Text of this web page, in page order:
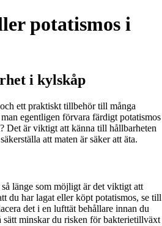
potatismos i
i kylskåp
ett praktiskt tillbehör till många
egentligen förvara färdigt potatismos
Det är viktigt att känna till hållbarheten
att maten är säker att äta.
länge som möjligt är det viktigt att
du har lagat eller köpt potatismos, se till
det i en lufttät behållare innan du
sätt minskar du risken för bakterietillväxt